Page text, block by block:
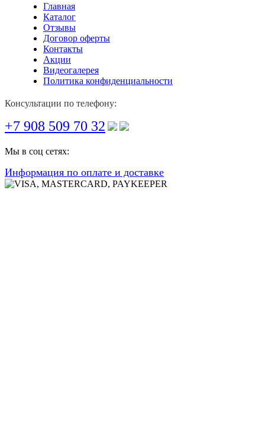
Главная
Каталог
Отзывы
Договор оферты
Контакты
Акции
Видеогалерея
Политика конфиденциальности
Консультации по телефону:
+7 908 509 70 32
Мы в соц сетях:
Информация по оплате и доставке